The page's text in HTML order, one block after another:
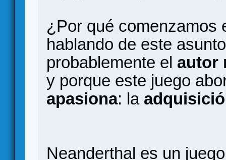
¿Por qué comenzamos
hablando de este
probablemente el autor
y porque este juego
apasiona: la
Neanderthal es un